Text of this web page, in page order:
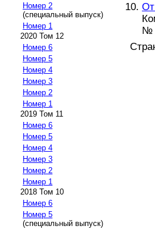
Номер 2
(специальный выпуск)
Номер 1
2020 Том 12
Номер 6
Номер 5
Номер 4
Номер 3
Номер 2
Номер 1
2019 Том 11
Номер 6
Номер 5
Номер 4
Номер 3
Номер 2
Номер 1
2018 Том 10
Номер 6
Номер 5
(специальный выпуск)
№